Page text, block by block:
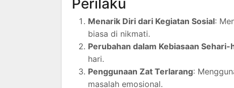
Perilaku
Menarik Diri dari Kegiatan Sosial:
biasa di nikmati.
Perubahan dalam Kebiasaan Sehari-
hari.
Penggunaan Zat Terlarang:
masalah emosional.